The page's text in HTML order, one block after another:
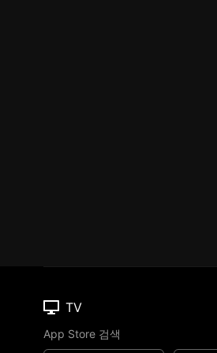
TV
App Store 검색